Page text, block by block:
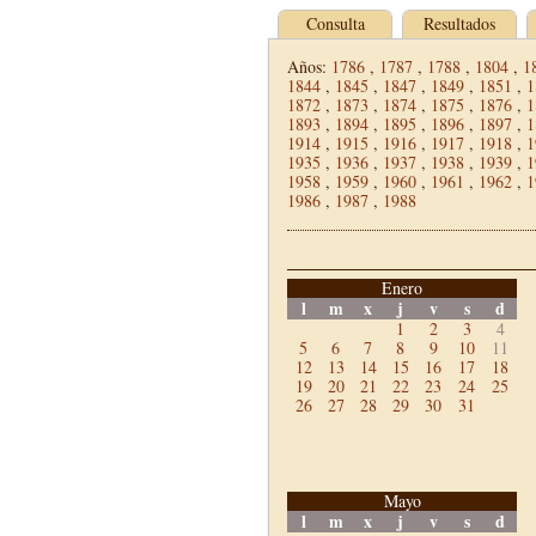
Consulta
Resultados
Años: 1786 , 1787 , 1788 , 1804 ,
1844 , 1845 , 1847 , 1849 , 1851 ,
1872 , 1873 , 1874 , 1875 , 1876 ,
1893 , 1894 , 1895 , 1896 , 1897 ,
1914 , 1915 , 1916 , 1917 , 1918 ,
1935 , 1936 , 1937 , 1938 , 1939 ,
1958 , 1959 , 1960 , 1961 , 1962 ,
1986 , 1987 , 1988
Enero
l m x j v s d
1 2 3
4
5
6 7 8 9 10
11
12
13 14 15 16 17
18
19
20 21 22 23 24
25
26
27 28 29 30 31
Mayo
l m x j v s d